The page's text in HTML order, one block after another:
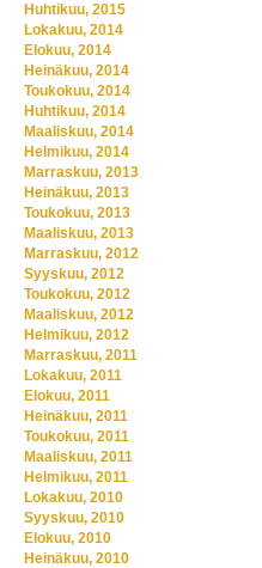
Huhtikuu, 2015
Lokakuu, 2014
Elokuu, 2014
Heinäkuu, 2014
Toukokuu, 2014
Huhtikuu, 2014
Maaliskuu, 2014
Helmikuu, 2014
Marraskuu, 2013
Heinäkuu, 2013
Toukokuu, 2013
Maaliskuu, 2013
Marraskuu, 2012
Syyskuu, 2012
Toukokuu, 2012
Maaliskuu, 2012
Helmikuu, 2012
Marraskuu, 2011
Lokakuu, 2011
Elokuu, 2011
Heinäkuu, 2011
Toukokuu, 2011
Maaliskuu, 2011
Helmikuu, 2011
Lokakuu, 2010
Syyskuu, 2010
Elokuu, 2010
Heinäkuu, 2010